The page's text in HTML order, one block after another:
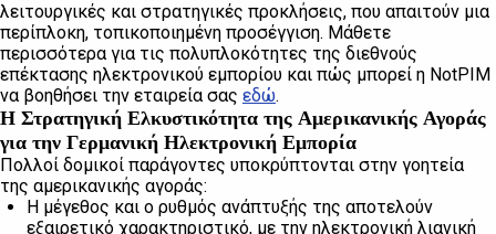
λειτουργικές και στρατηγικές προκλήσεις, που απαιτούν μια
περίπλοκη, τοπικοποιημένη προσέγγιση. Μάθετε
περισσότερα για τις πολυπλοκότητες της διεθνούς
επέκτασης ηλεκτρονικού εμπορίου και πώς μπορεί η NotPIM
να βοηθήσει την εταιρεία σας εδώ.
Η Στρατηγική Ελκυστικότητα της Αμερικανικής Αγοράς
για την Γερμανική Ηλεκτρονική Εμπορία
Πολλοί δομικοί παράγοντες υποκρύπτονται στην γοητεία
της αμερικανικής αγοράς:
Η μέγεθος και ο ρυθμός ανάπτυξής της αποτελούν
εξαιρετικό χαρακτηριστικό, με την ηλεκτρονική λιανική